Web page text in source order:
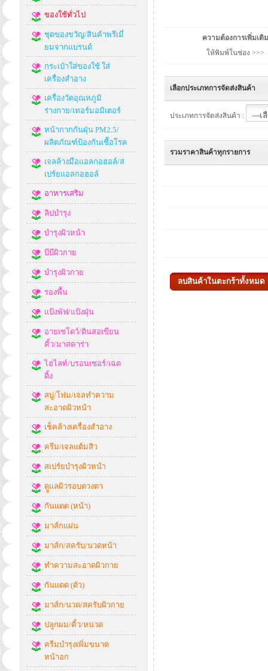
ของใช้ทั่วไป
ชุดของขวัญ/สินค้าพรีเมี่
ยมจากแบรนด์
กระเป๋าใส่ของใช้ ใส่
เครื่องสำอาง
เครื่องวัดอุณหภูมิ
ร่างกาย/เทอร์มอมิเตอร์
หน้ากากกันฝุ่น PM2.5/
ผลิตภัณฑ์ป้องกันเชื้อโรค
เจลล้างมือแอลกอฮอล์/ส
เปร์ยแอลกอฮอล์
อาหารเสริม
ลิปบำรุง
บำรุงผิวหน้า
บีบีผิวกาย
บำรุงผิวกาย
รองพื้น
แป้งพัฟ/แป้งฝุ่น
อายเชโดว์/ดินสอเขียน
คิ้ว/มาสคาร่า
ไฮไลท์/บรอนเซอร์/เฉด
ดิ้ง
สบู่/โฟม/เจลทำความ
สะอาดผิวหน้า
เช็คล้างเครื่องสำอาง
ครีม/เจลแต้มสิว
สเปร์ยบำรุงผิวหน้า
ดููแลผิวรอบดวงตา
กันแดด (หน้า)
มาส์กแผ่น
มาส์ก/สครับ/นวดหน้า
ทำความสะอาดผิวกาย
กันแดด (ตัว)
มาส์ก/นวด/สครับผิวกาย
ปลูกผม/คิ้ว/หนวด
ครีมบำรุงเพิ่มขนาด
หน้าอก
ความต้องการเพิ่มเติม
ให้พิมพ์ในช่อง >>>
เลือกประเภทการจัดส่งสินค้า
ประเภทการจัดส่งสินค้า :
รวมราคาสินค้าทุกรายการ